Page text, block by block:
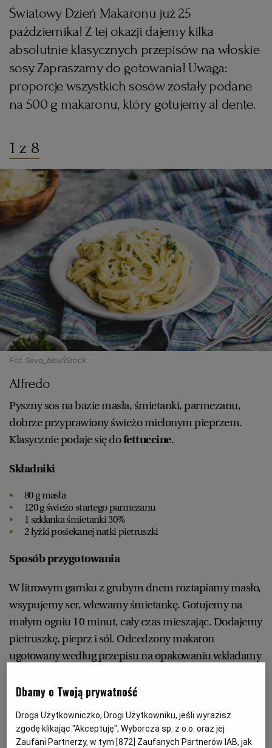
DOMOWE PRZETWORY
SOST, DIPY I INNE DODATKI
KUCHNIA MEKSYKAŃSKA
KUCHNIA INDYJSKA
KUCHNIA HISZPAŃSKA
GLIWICE
GORZÓW WIELKOPOLSKI
KALISZ
KIELCE
KOSZALIN
KRAKÓW
LUBLIN
ŁÓDŹ
OLSZTYN
PŁOCK
RYBNIK
SOSNOWIEC
TORUŃ
TRÓJMIASTO
WYBORCZA TV I VOD
TYLKO ZDROWIE
KSIĄŻKI. MAGAZYN DO CZYTANIA
SŁÓWKA. MAGAZYN O JĘZYKU
BIQDATA
JUTRONAUCI
ARCHIWUM
GAZETA.PL
TOK FM
SPORT.PL
PUBLIO.PL
KULTURALNYSKLEP.PL
DZIECKO
POGODA
FORUM
Światowy Dzień Makaronu już 25
października! Z tej okazji dajemy kilka
absolutnie klasycznych przepisów na włoskie
sosy. Zapraszamy do gotowania! Uwaga:
proporcje wszystkich sosów zostały podane
na 500 g makaronu, który gotujemy al dente.
1 z 8
Fot. Seva_blsv/iStock
Alfredo
Pyszny sos na bazie masła, śmietanki, parmezanu,
dobrze przyprawiony świeżo mielonym pieprzem.
Klasycznie podaje się dofettuccine.
Składniki
80 g masła
120 g świeżo startego parmezanu
1 szklanka śmietanki 30%
2 łyżki posiekanej natki pietruszki
Sposób przygotowania
W litrowym garnku z grubym dnem roztapiamy masło,
wsypujemy ser, wlewamy śmietankę. Gotujemy na
małym ogniu 10 minut, cały czas mieszając. Dodajemy
pietruszkę, pieprz i sól. Odcedzony makaron
ugotowany według przepisu na opakowaniu wkładamy
podajemy.
2 z 8
Dbamy o Twoją prywatność
Droga Użytkowniczko, Drogi Użytkowniku, jeśli wyrazisz
zgodę klikając "Akceptuję", Wyborcza sp. z o.o. oraz jej
Zaufani Partnerzy, w tym [872] Zaufanych Partnerów IAB, jak